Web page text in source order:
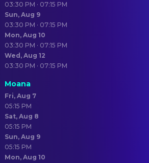
03:30 PM · 07:15 PM
Sun, Aug 9
03:30 PM · 07:15 PM
Mon, Aug 10
03:30 PM · 07:15 PM
Wed, Aug 12
03:30 PM · 07:15 PM
Moana
Fri, Aug 7
05:15 PM
Sat, Aug 8
05:15 PM
Sun, Aug 9
05:15 PM
Mon, Aug 10